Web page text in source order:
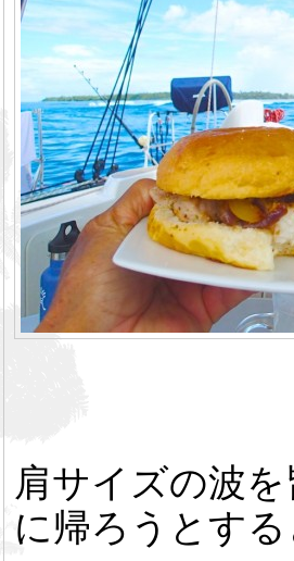
肩サイズの波
に帰ろうとす